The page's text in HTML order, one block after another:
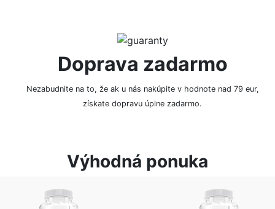
Doprava zadarmo
Nezabudnite na to, že ak u nás nakúpite v hodnote nad 79 eur,
získate dopravu úplne zadarmo.
Výhodná ponuka